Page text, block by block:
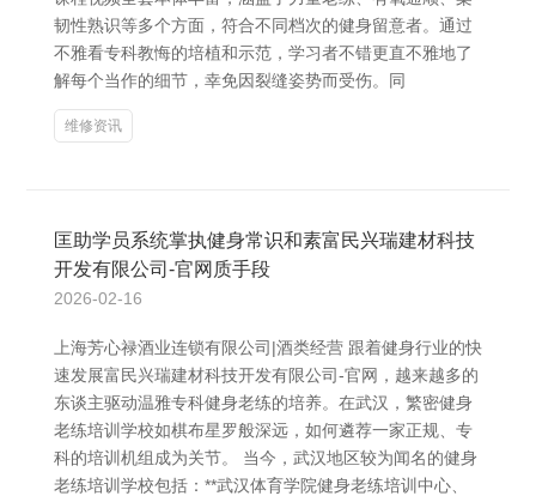
韧性熟识等多个方面，符合不同档次的健身留意者。通过
不雅看专科教悔的培植和示范，学习者不错更直不雅地了
解每个当作的细节，幸免因裂缝姿势而受伤。同
维修资讯
匡助学员系统掌执健身常识和素富民兴瑞建材科技
开发有限公司-官网质手段
2026-02-16
上海芳心禄酒业连锁有限公司|酒类经营 跟着健身行业的快
速发展富民兴瑞建材科技开发有限公司-官网，越来越多的
东谈主驱动温雅专科健身老练的培养。在武汉，繁密健身
老练培训学校如棋布星罗般深远，如何遴荐一家正规、专
科的培训机组成为关节。 当今，武汉地区较为闻名的健身
老练培训学校包括：**武汉体育学院健身老练培训中心、